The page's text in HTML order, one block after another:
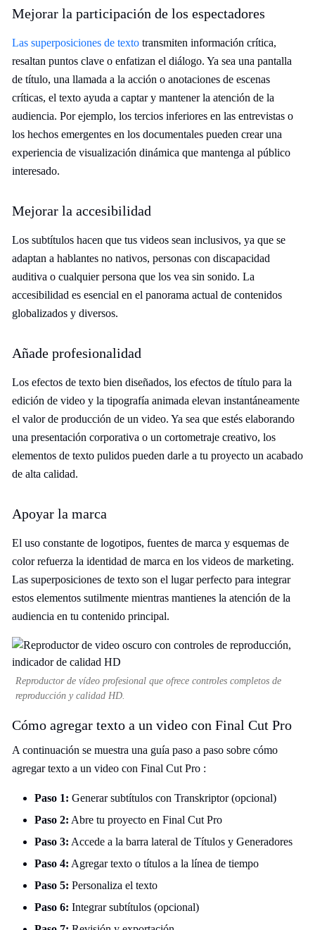
Mejorar la participación de los espectadores
Las superposiciones de texto transmiten información crítica,
resaltan puntos clave o enfatizan el diálogo. Ya sea una pantalla
de título, una llamada a la acción o anotaciones de escenas
críticas, el texto ayuda a captar y mantener la atención de la
audiencia. Por ejemplo, los tercios inferiores en las entrevistas o
los hechos emergentes en los documentales pueden crear una
experiencia de visualización dinámica que mantenga al público
interesado.
Mejorar la accesibilidad
Los subtítulos hacen que tus videos sean inclusivos, ya que se
adaptan a hablantes no nativos, personas con discapacidad
auditiva o cualquier persona que los vea sin sonido. La
accesibilidad es esencial en el panorama actual de contenidos
globalizados y diversos.
Añade profesionalidad
Los efectos de texto bien diseñados, los efectos de título para la
edición de video y la tipografía animada elevan instantáneamente
el valor de producción de un video. Ya sea que estés elaborando
una presentación corporativa o un cortometraje creativo, los
elementos de texto pulidos pueden darle a tu proyecto un acabado
de alta calidad.
Apoyar la marca
El uso constante de logotipos, fuentes de marca y esquemas de
color refuerza la identidad de marca en los videos de marketing.
Las superposiciones de texto son el lugar perfecto para integrar
estos elementos sutilmente mientras mantienes la atención de la
audiencia en tu contenido principal.
Reproductor de vídeo profesional que ofrece controles completos de
reproducción y calidad HD.
Cómo agregar texto a un video con Final Cut Pro
A continuación se muestra una guía paso a paso sobre cómo
agregar texto a un video con Final Cut Pro :
Paso 1: Generar subtítulos con Transkriptor (opcional)
Paso 2: Abre tu proyecto en Final Cut Pro
Paso 3: Accede a la barra lateral de Títulos y Generadores
Paso 4: Agregar texto o títulos a la línea de tiempo
Paso 5: Personaliza el texto
Paso 6: Integrar subtítulos (opcional)